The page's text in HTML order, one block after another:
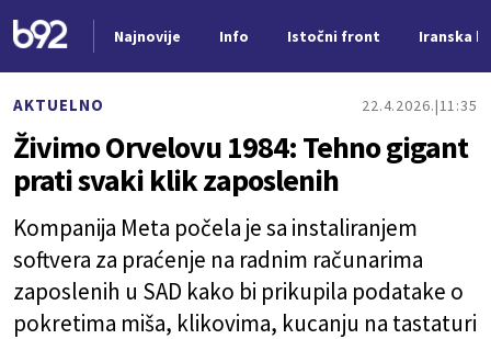
Najnovije Info Istočni front Iranska
AKTUELNO 22.4.2026. 11:35
Živimo Orvelovu 1984: Tehno gigant
prati svaki klik zaposlenih
Kompanija Meta počela je sa instaliranjem
softvera za praćenje na radnim računarima
zaposlenih u SAD kako bi prikupila podatake o
pokretima miša, klikovima, kucanju na tastaturi